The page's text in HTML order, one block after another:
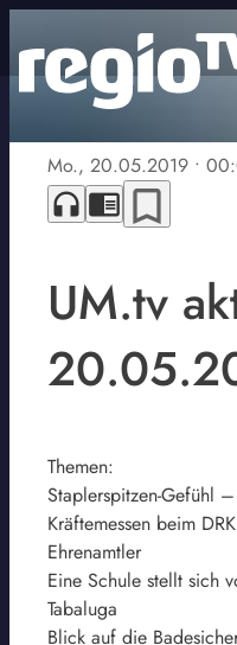
Mo., 20.05.2019 •
headphones chrome_reader_mode bookmark_border
UM.tv
Themen:
Staplerspitzen-Gefühl
Kräftemessen beim
Ehrenamtler
Eine Schule stellt sich
Tabaluga
Blick auf die